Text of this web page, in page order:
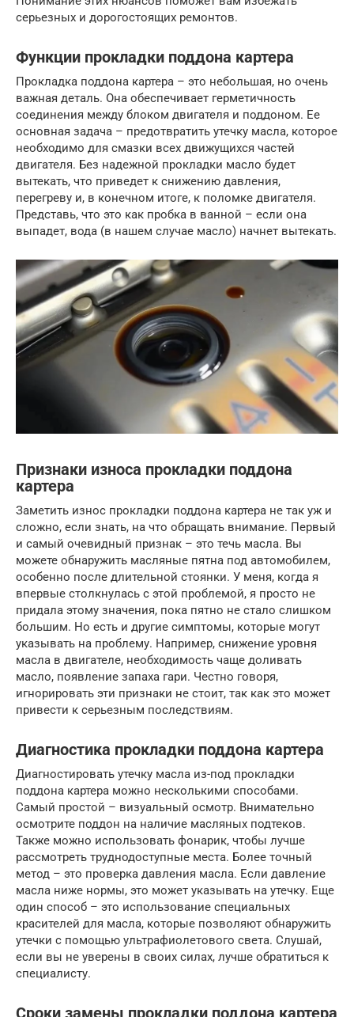
серьезных и дорогостоящих ремонтов.
Функции прокладки поддона картера
Прокладка поддона картера – это небольшая, но очень
важная деталь. Она обеспечивает герметичность
соединения между блоком двигателя и поддоном. Ее
основная задача – предотвратить утечку масла, которое
необходимо для смазки всех движущихся частей
двигателя. Без надежной прокладки масло будет
вытекать, что приведет к снижению давления,
перегреву и, в конечном итоге, к поломке двигателя.
Представь, что это как пробка в ванной – если она
выпадет, вода (в нашем случае масло) начнет вытекать.
Признаки износа прокладки поддона
картера
Заметить износ прокладки поддона картера не так уж и
сложно, если знать, на что обращать внимание. Первый
и самый очевидный признак – это течь масла. Вы
можете обнаружить масляные пятна под автомобилем,
особенно после длительной стоянки. У меня, когда я
впервые столкнулась с этой проблемой, я просто не
придала этому значения, пока пятно не стало слишком
большим. Но есть и другие симптомы, которые могут
указывать на проблему. Например, снижение уровня
масла в двигателе, необходимость чаще доливать
масло, появление запаха гари. Честно говоря,
игнорировать эти признаки не стоит, так как это может
привести к серьезным последствиям.
Диагностика прокладки поддона картера
Диагностировать утечку масла из-под прокладки
поддона картера можно несколькими способами.
Самый простой – визуальный осмотр. Внимательно
осмотрите поддон на наличие масляных подтеков.
Также можно использовать фонарик, чтобы лучше
рассмотреть труднодоступные места. Более точный
метод – это проверка давления масла. Если давление
масла ниже нормы, это может указывать на утечку. Еще
один способ – это использование специальных
красителей для масла, которые позволяют обнаружить
утечки с помощью ультрафиолетового света. Слушай,
если вы не уверены в своих силах, лучше обратиться к
специалисту.